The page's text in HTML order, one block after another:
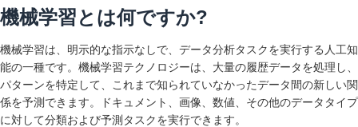
機械学習とは何ですか?
機械学習は、明示的な指示なしで、データ分析タスクを実行する人工知
能の一種です。機械学習テクノロジーは、大量の履歴データを処理し、
パターンを特定して、これまで知られていなかったデータ間の新しい関
係を予測できます。ドキュメント、画像、数値、その他のデータタイプ
に対して分類および予測タスクを実行できます。